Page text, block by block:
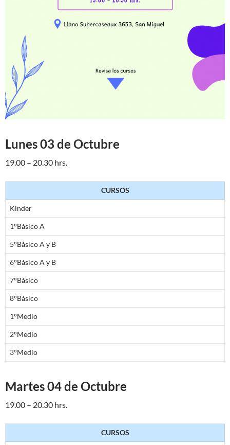
Lunes 03 de Octubre
19.00 – 20.30 hrs.
CURSOS
Kinder
1°Básico A
5°Básico A y B
6°Básico A y B
7°Básico
8°Básico
1°Medio
2°Medio
3°Medio
Martes 04 de Octubre
19.00 – 20.30 hrs.
CURSOS